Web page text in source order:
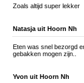
Zoals altijd super lekker
Natasja uit Hoorn Nh
Eten was snel bezorgd
gebakken mogen zijn..
Yvon uit Hoorn Nh